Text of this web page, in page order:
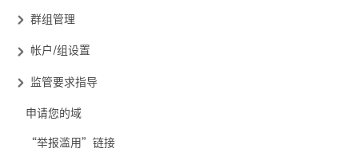
群组管理
帐户/组设置
监管要求指导
申请您的域
“举报滥用”链接